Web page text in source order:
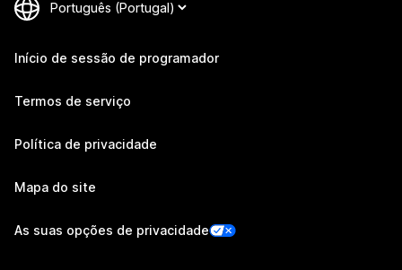
Início de sessão de programador
Termos de serviço
Política de privacidade
Mapa do site
As suas opções de privacidade